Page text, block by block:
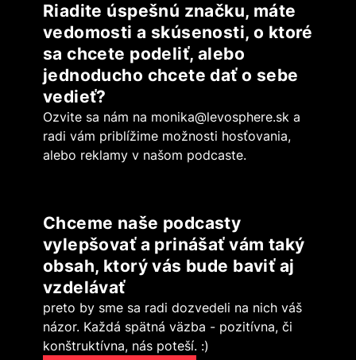
Riadite úspešnú značku, máte
vedomosti a skúsenosti, o ktoré
sa chcete podeliť, alebo
jednoducho chcete dať o sebe
vedieť?
Ozvite sa nám na monika@levosphere.sk a
radi vám priblížime možnosti hosťovania,
alebo reklamy v našom podcaste.
Chceme naše podcasty
vylepšovať a prinášať vám taký
obsah, ktorý vás bude baviť aj
vzdelávať
preto by sme sa radi dozvedeli na nich váš
názor. Každá spätná väzba - pozitívna, či
konštruktívna, nás poteší. :)